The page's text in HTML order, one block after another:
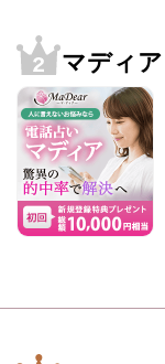
マディア